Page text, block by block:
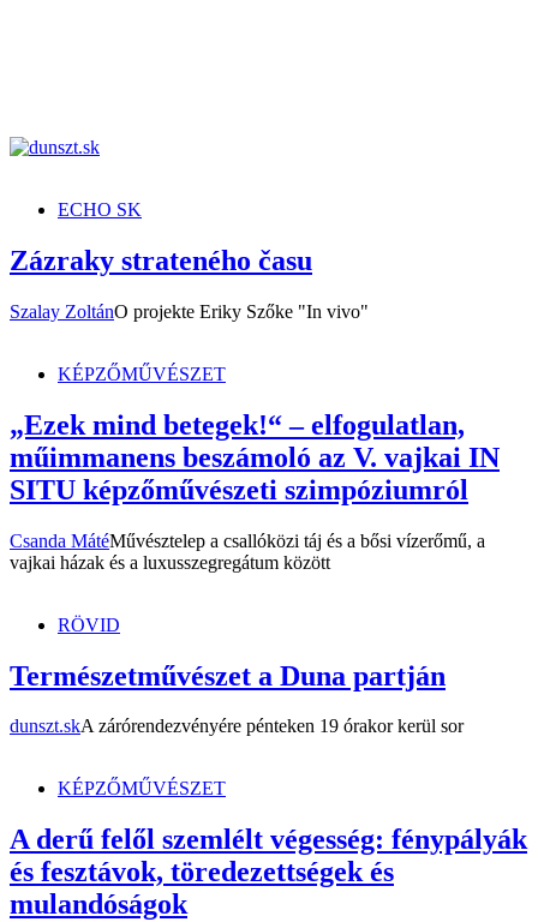
ECHO SK
Zázraky strateného času
Szalay ZoltánO projekte Eriky Szőke "In vivo"
KÉPZŐMŰVÉSZET
„Ezek mind betegek!“ – elfogulatlan,
műimmanens beszámoló az V. vajkai IN
SITU képzőművészeti szimpóziumról
Csanda MátéMűvésztelep a csallóközi táj és a bősi vízerőmű, a
vajkai házak és a luxusszegregátum között
RÖVID
Természetművészet a Duna partján
dunszt.skA zárórendezvényére pénteken 19 órakor kerül sor
KÉPZŐMŰVÉSZET
A derű felől szemlélt végesség: fénypályák
és fesztávok, töredezettségek és
mulandóságok